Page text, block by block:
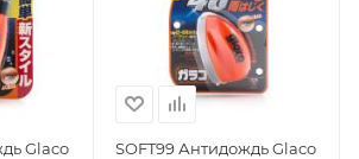
Glaco
SOFT99 Антидождь Glaco